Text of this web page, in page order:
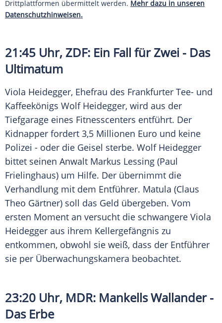
Drittplattformen übermittelt werden. Mehr dazu in unseren
Datenschutzhinweisen.
21:45 Uhr, ZDF: Ein Fall für Zwei - Das
Ultimatum
Viola Heidegger, Ehefrau des Frankfurter Tee- und
Kaffeekönigs Wolf Heidegger, wird aus der
Tiefgarage eines Fitnesscenters entführt. Der
Kidnapper fordert 3,5 Millionen Euro und keine
Polizei - oder die Geisel sterbe. Wolf Heidegger
bittet seinen Anwalt Markus Lessing (Paul
Frielinghaus) um Hilfe. Der übernimmt die
Verhandlung mit dem Entführer. Matula (Claus
Theo Gärtner) soll das Geld übergeben. Vom
ersten Moment an versucht die schwangere Viola
Heidegger aus ihrem Kellergefängnis zu
entkommen, obwohl sie weiß, dass der Entführer
sie per Überwachungskamera beobachtet.
23:20 Uhr, MDR: MankellsWallander-
Das Erbe